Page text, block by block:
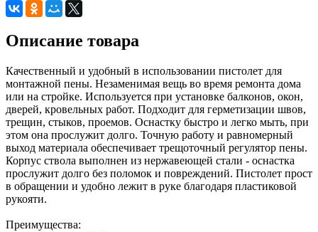
Описание товара
Качественный и удобный в использовании пистолет для
монтажной пены. Незаменимая вещь во время ремонта дома
или на стройке. Используется при установке балконов, окон,
дверей, кровельных работ. Подходит для герметизации швов,
трещин, стыков, проемов. Оснастку быстро и легко мыть, при
этом она прослужит долго. Точную работу и равномерный
выход материала обеспечивает трещоточный регулятор пены.
Корпус ствола выполнен из нержавеющей стали - оснастка
прослужит долго без поломок и повреждений. Пистолет прост
в обращении и удобно лежит в руке благодаря пластиковой
рукояти.
Преимущества: